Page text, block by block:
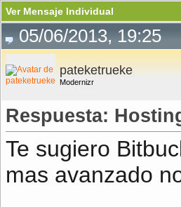
Ver Mensaje Individual
05/06/2013, 19:25
pateketrueke
Modernizr
Respuesta:
Te sugiero
mas avanzado